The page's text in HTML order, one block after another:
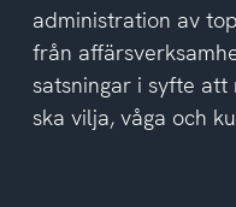
administration av
från
satsningar i syfte
ska vilja, våga och